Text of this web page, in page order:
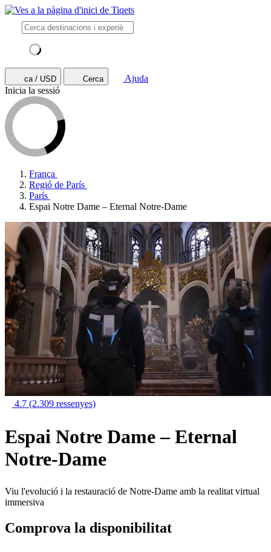
ca / USD Cerca
Ajuda
Inicia la sessió
França
Regió de París
París
Espai Notre Dame – Eternal Notre-Dame
4.7 (2.309 ressenyes)
Espai Notre Dame – Eternal
Notre-Dame
Viu l'evolució i la restauració de Notre-Dame amb la realitat virtual
immersiva
Comprova la disponibilitat